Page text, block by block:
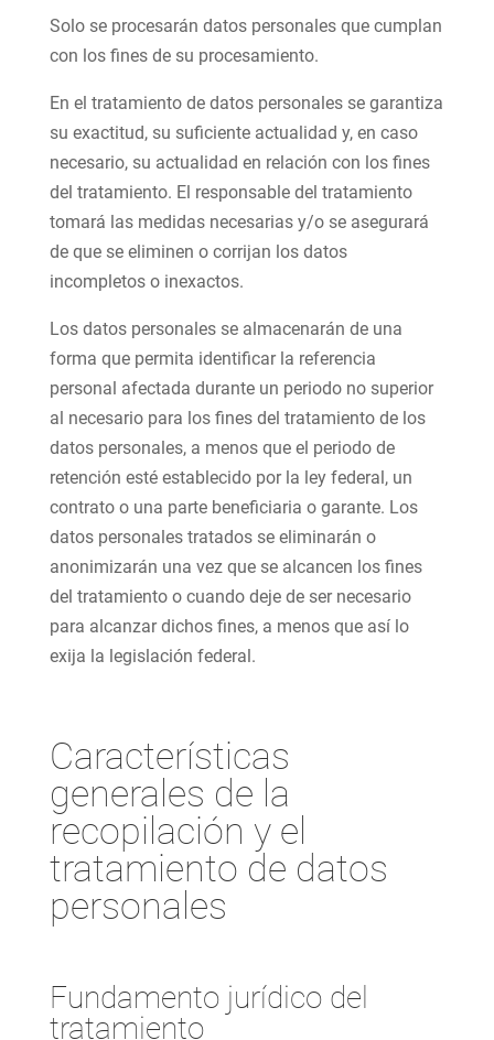
Solo se procesarán datos personales que cumplan
con los fines de su procesamiento.
En el tratamiento de datos personales se garantiza
su exactitud, su suficiente actualidad y, en caso
necesario, su actualidad en relación con los fines
del tratamiento. El responsable del tratamiento
tomará las medidas necesarias y/o se asegurará
de que se eliminen o corrijan los datos
incompletos o inexactos.
Los datos personales se almacenarán de una
forma que permita identificar la referencia
personal afectada durante un periodo no superior
al necesario para los fines del tratamiento de los
datos personales, a menos que el periodo de
retención esté establecido por la ley federal, un
contrato o una parte beneficiaria o garante. Los
datos personales tratados se eliminarán o
anonimizarán una vez que se alcancen los fines
del tratamiento o cuando deje de ser necesario
para alcanzar dichos fines, a menos que así lo
exija la legislación federal.
Características
generales de la
recopilación y el
tratamiento de datos
personales
Fundamento jurídico del
tratamiento